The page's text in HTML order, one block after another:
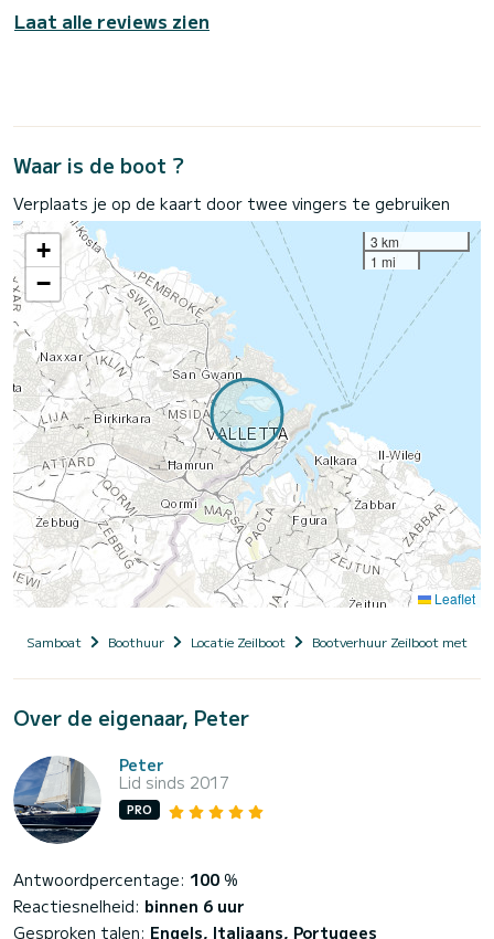
Laat alle reviews zien
Waar is de boot ?
Verplaats je op de kaart door twee vingers te gebruiken
+
−
3 km
1 mi
Leaflet
Samboat Boothuur Locatie Zeilboot Bootverhuur Zeilboot met
Over de eigenaar, Peter
Peter
Lid sinds 2017
PRO
Antwoordpercentage: 100 %
Reactiesnelheid: binnen 6 uur
Gesproken talen: Engels, Italiaans, Portugees